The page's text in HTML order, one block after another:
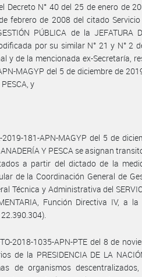
Decreto N° 40 del 25 de enero de
febrero de 2008 del citado
PÚBLICA de la JEFATURA
por su similar N° 21 y N° 2
y de la mencionada ex-Secretaría,
MAGYP del 5 de diciembre de
y
2019-181-APN-MAGYP del 5 de
Y PESCA se asignan
a partir del dictado de la
de la Coordinación General de
Técnica y Administrativa del
Función Directiva IV, a
22.390.304).
2018-1035-APN-PTE del 8 de
de la PRESIDENCIA DE LA
de organismos